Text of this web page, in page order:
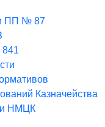
ПП № 87
841
Казначейства
НМЦК